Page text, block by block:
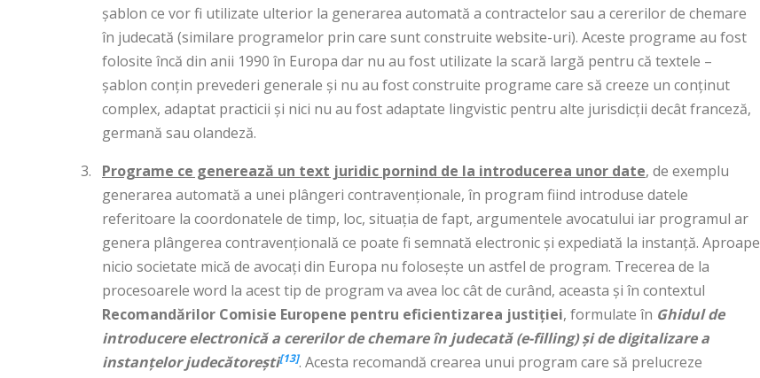
șablon ce vor fi utilizate ulterior la generarea automată a contractelor sau a cererilor de chemare
în judecată (similare programelor prin care sunt construite website-uri). Aceste programe au fost
folosite încă din anii 1990 în Europa dar nu au fost utilizate la scară largă pentru că textele –
șablon conțin prevederi generale și nu au fost construite programe care să creeze un conținut
complex, adaptat practicii și nici nu au fost adaptate lingvistic pentru alte jurisdicții decât franceză,
germană sau olandeză.
Programe ce generează un text juridic pornind de la introducerea unor date, de exemplu
generarea automată a unei plângeri contravenționale, în program fiind introduse datele
referitoare la coordonatele de timp, loc, situația de fapt, argumentele avocatului iar programul ar
genera plângerea contravențională ce poate fi semnată electronic și expediată la instanță. Aproape
nicio societate mică de avocați din Europa nu folosește un astfel de program. Trecerea de la
procesoarele word la acest tip de program va avea loc cât de curând, aceasta și în contextul
Recomandărilor Comisie Europene pentru eficientizarea justiției, formulate în Ghidul de
introducere electronică a cererilor de chemare în judecată (e-filling) și de digitalizare a
instanțelor judecătorești[13]. Acesta recomandă crearea unui program care să prelucreze